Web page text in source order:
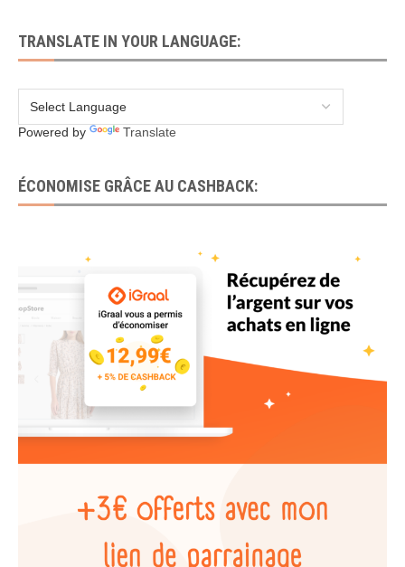
TRANSLATE IN YOUR LANGUAGE:
Powered by Translate
ÉCONOMISE GRÂCE AU CASHBACK: